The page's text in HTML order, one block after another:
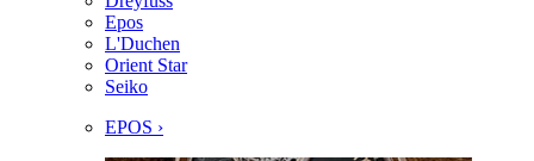
Epos
L'Duchen
Orient Star
Seiko
EPOS ›